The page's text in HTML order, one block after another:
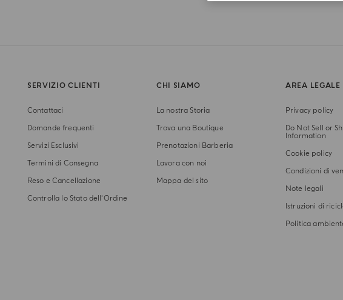
SERVIZIO CLIENTI
Contattaci
Domande frequenti
Servizi Esclusivi
Termini di Consegna
Reso e Cancellazione
Controlla lo Stato dell'Ordine
CHI SIAMO
La nostra Storia
Trova una Boutique
Prenotazioni Barberia
Lavora con noi
Mappa del sito
AREA LEGALE
Privacy policy
Do Not Sell or
Information
Cookie policy
Condizioni di
Note legali
Istruzioni di
Politica